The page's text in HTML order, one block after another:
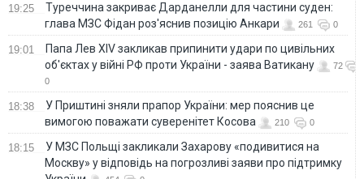
19:25
Туреччина закриває Дарданелли для частини суден:
глава МЗС Фідан роз'яснив позицію Анкари
261 0
19:01
Папа Лев XIV закликав припинити удари по цивільних
об'єктах у війні РФ проти України - заява Ватикану
72
0
18:38
У Приштині зняли прапор України: мер пояснив це
вимогою поважати суверенітет Косова
210 0
18:15
У МЗС Польщі закликали Захарову «подивитися на
Москву» у відповідь на погрозливі заяви про підтримку